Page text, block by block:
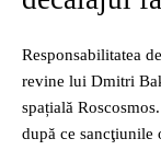
Responsabilitatea
revine lui Dmitri
spațială
după ce sancţiunile